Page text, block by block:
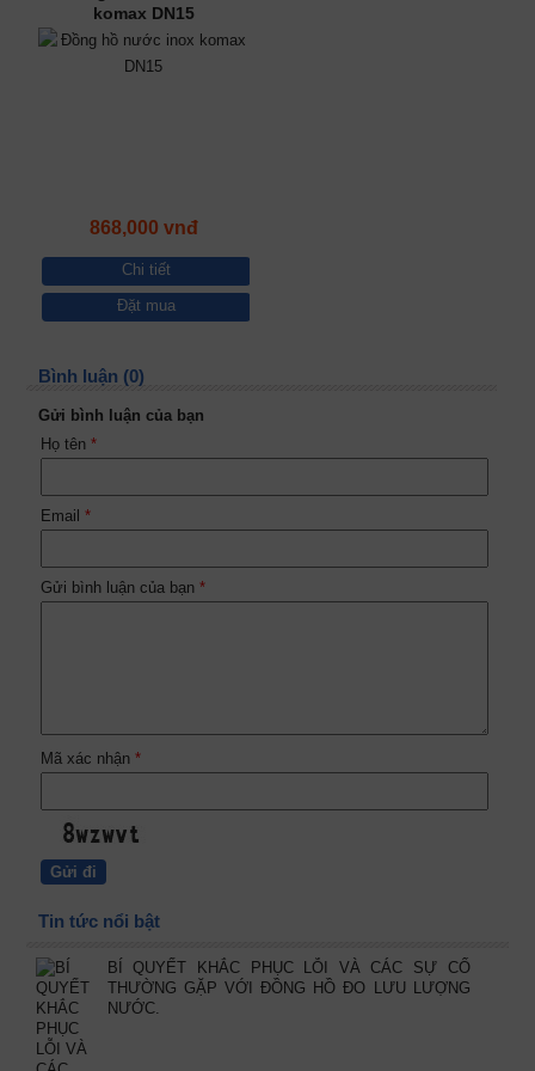
komax DN15
868,000 vnđ
Chi tiết
Đặt mua
Bình luận (0)
Gửi bình luận của bạn
Họ tên *
Email *
Gửi bình luận của bạn *
Mã xác nhận *
Tin tức nổi bật
BÍ QUYẾT KHẮC PHỤC LỖI VÀ CÁC SỰ CỐ
THƯỜNG GẶP VỚI ĐỒNG HỒ ĐO LƯU LƯỢNG
NƯỚC.